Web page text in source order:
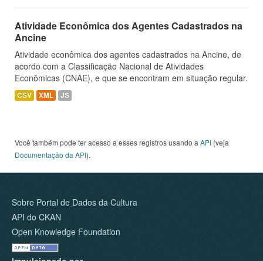
Atividade Econômica dos Agentes Cadastrados na
Ancine
Atividade econômica dos agentes cadastrados na Ancine, de
acordo com a Classificação Nacional de Atividades
Econômicas (CNAE), e que se encontram em situação regular.
CSV XML JS
Você também pode ter acesso a esses registros usando a API (veja
Documentação da API).
Sobre Portal de Dados da Cultura
API do CKAN
Open Knowledge Foundation